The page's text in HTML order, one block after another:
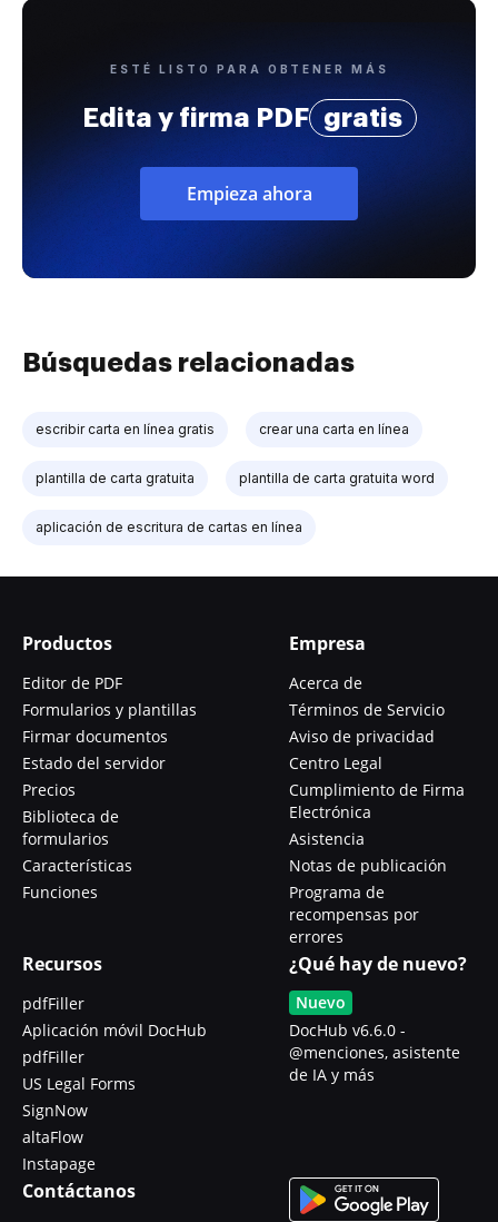
ESTÉ LISTO PARA OBTENER MÁS
Edita y firma PDF gratis
Empieza ahora
Búsquedas relacionadas
escribir carta en línea gratis crear una carta en línea
plantilla de carta gratuita plantilla de carta gratuita word
aplicación de escritura de cartas en línea
Productos
Editor de PDF
Formularios y plantillas
Firmar documentos
Estado del servidor
Precios
Biblioteca de
formularios
Características
Funciones
Empresa
Acerca de
Términos de Servicio
Aviso de privacidad
Centro Legal
Cumplimiento de Firma
Electrónica
Asistencia
Notas de publicación
Programa de
recompensas por
errores
Recursos
pdfFiller
Aplicación móvil DocHub
pdfFiller
US Legal Forms
SignNow
altaFlow
Instapage
¿Qué hay de nuevo?
Nuevo
DocHub v6.6.0 -
@menciones, asistente
de IA y más
Contáctanos